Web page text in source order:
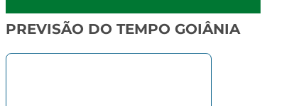
PREVISÃO DO TEMPO GOIÂNIA